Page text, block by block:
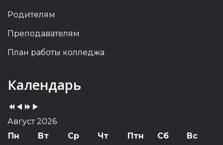
Родителям
Преподавателям
План работы колледжа
Календарь
Previous
Year
Previous
Month
YearMonth
Август 2026
Пн
Вт Ср Чт Птн Сб
Вс